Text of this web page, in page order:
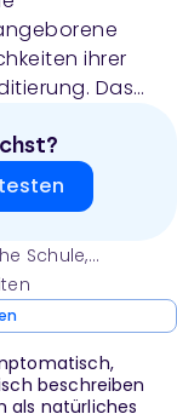
ihrer
Das
mit
Dilemma der
Schule,
beschreiben
als natürliches